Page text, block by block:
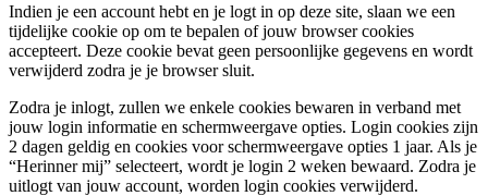
Indien je een account hebt en je logt in op deze site, slaan we een
tijdelijke cookie op om te bepalen of jouw browser cookies
accepteert. Deze cookie bevat geen persoonlijke gegevens en wordt
verwijderd zodra je je browser sluit.
Zodra je inlogt, zullen we enkele cookies bewaren in verband met
jouw login informatie en schermweergave opties. Login cookies zijn
2 dagen geldig en cookies voor schermweergave opties 1 jaar. Als je
“Herinner mij” selecteert, wordt je login 2 weken bewaard. Zodra je
uitlogt van jouw account, worden login cookies verwijderd.